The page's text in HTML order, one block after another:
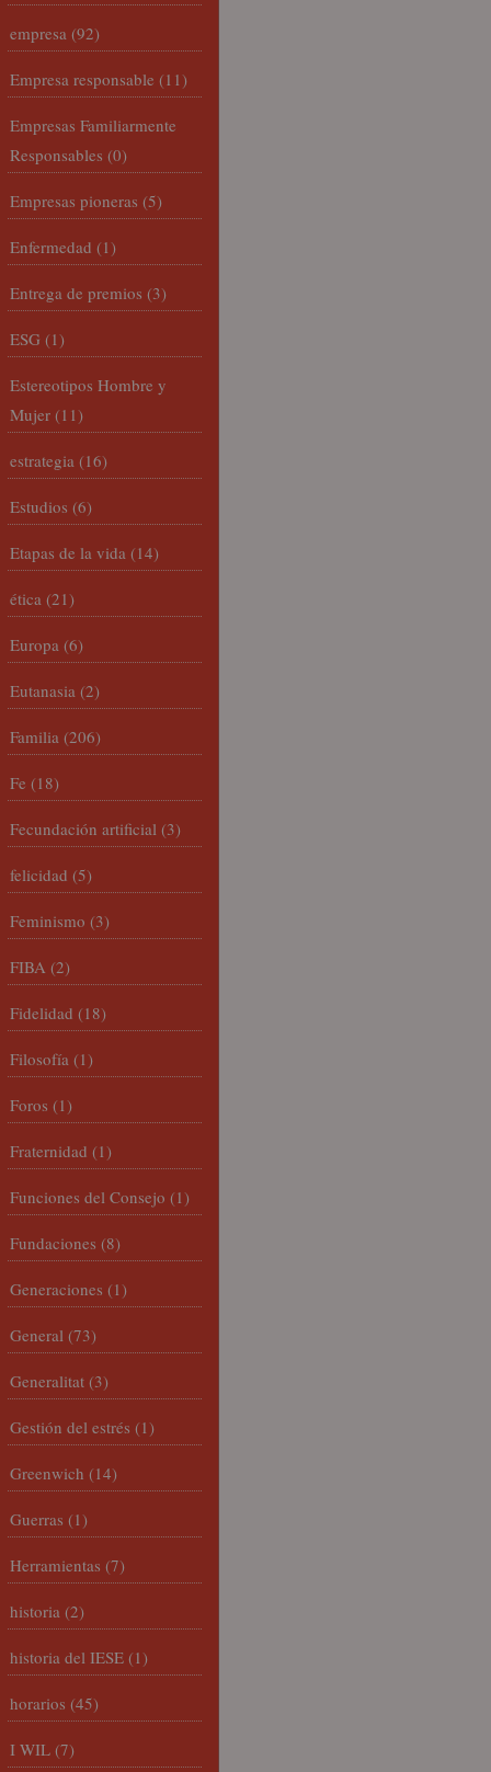
empresa (92)
Empresa responsable (11)
Empresas Familiarmente
Responsables (0)
Empresas pioneras (5)
Enfermedad (1)
Entrega de premios (3)
ESG (1)
Estereotipos Hombre y
Mujer (11)
estrategia (16)
Estudios (6)
Etapas de la vida (14)
ética (21)
Europa (6)
Eutanasia (2)
Familia (206)
Fe (18)
Fecundación artificial (3)
felicidad (5)
Feminismo (3)
FIBA (2)
Fidelidad (18)
Filosofía (1)
Foros (1)
Fraternidad (1)
Funciones del Consejo (1)
Fundaciones (8)
Generaciones (1)
General (73)
Generalitat (3)
Gestión del estrés (1)
Greenwich (14)
Guerras (1)
Herramientas (7)
historia (2)
historia del IESE (1)
horarios (45)
I WIL (7)